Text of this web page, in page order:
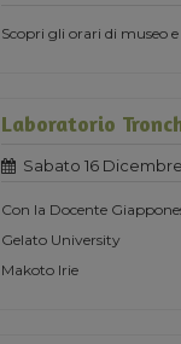
Scopri gli orari di museo
Laboratorio
Sabato 16
Con la Docente
Gelato University
Makoto Irie